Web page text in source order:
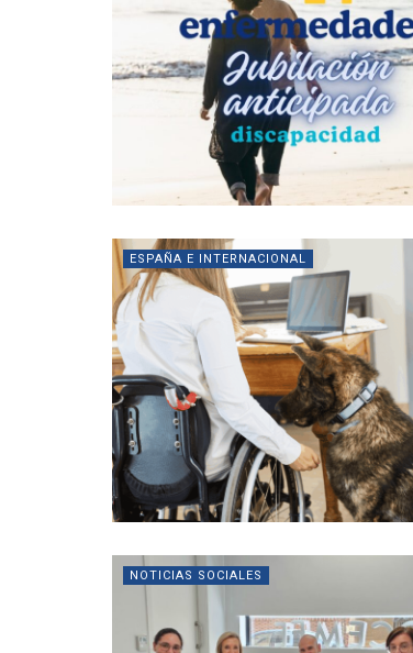
ESPAÑA E INTERNACIONAL
NOTICIAS SOCIALES